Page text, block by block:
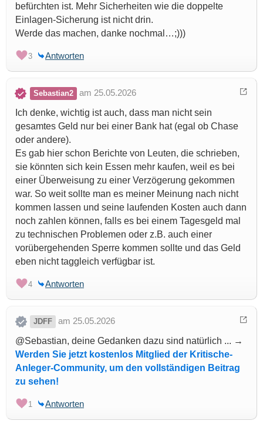
befürchten ist. Mehr Sicherheiten wie die doppelte
Einlagen-Sicherung ist nicht drin.
Werde das machen, danke nochmal…;)))
3 Antworten
Sebastian2
am 25.05.2026
Ich denke, wichtig ist auch, dass man nicht sein
gesamtes Geld nur bei einer Bank hat (egal ob Chase
oder andere).
Es gab hier schon Berichte von Leuten, die schrieben,
sie könnten sich kein Essen mehr kaufen, weil es bei
einer Überweisung zu einer Verzögerung gekommen
war. So weit sollte man es meiner Meinung nach nicht
kommen lassen und seine laufenden Kosten auch dann
noch zahlen können, falls es bei einem Tagesgeld mal
zu technischen Problemen oder z.B. auch einer
vorübergehenden Sperre kommen sollte und das Geld
eben nicht taggleich verfügbar ist.
4 Antworten
JDFF
am 25.05.2026
@Sebastian, deine Gedanken dazu sind natürlich ... →
Werden Sie jetzt kostenlos Mitglied der Kritische-
Anleger-Community, um den vollständigen Beitrag
zu sehen!
1 Antworten